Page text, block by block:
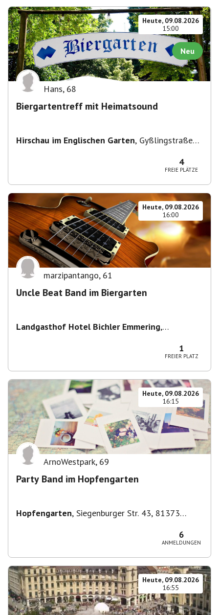
Heute, 09.08.2026
15:00
Neu
Hans, 68
Biergartentreff mit Heimatsound
Hirschau im Englischen Garten, Gyßlingstraße
4
FREIE PLÄTZE
Heute, 09.08.2026
16:00
marzipantango, 61
Uncle Beat Band im Biergarten
Landgasthof Hotel Bichler Emmering,
1
FREIER PLATZ
Heute, 09.08.2026
16:15
ArnoWestpark, 69
Party Band im Hopfengarten
Hopfengarten, Siegenburger Str. 43, 81373
6
ANMELDUNGEN
Heute, 09.08.2026
16:55